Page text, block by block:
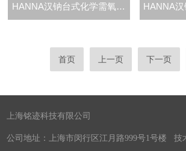
HANNA汉钠台式化学需氧COD多参数测定仪
首页 上一页 下一页
上海铭迹科技有限公司
公司地址：上海市闵行区江月路999号1号楼 技